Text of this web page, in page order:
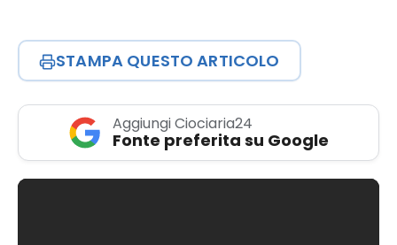
STAMPA QUESTO ARTICOLO
Aggiungi Ciociaria24
Fonte preferita su Google